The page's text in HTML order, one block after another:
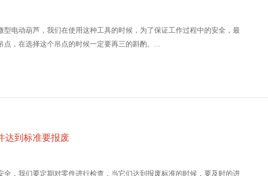
型电动葫芦，我们在使用这种工具的时候，为了保证工作过程中的安全，最
点，在选择这个吊点的时候一定要再三的斟酌。...
达到标准要报废
全，我们要定期对零件进行检查，当它们达到报废标准的时候，要及时的进